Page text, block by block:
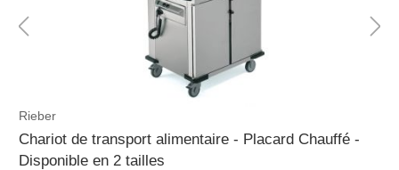
Rieber
Chariot de transport alimentaire - Placard Chauffé -
Disponible en 2 tailles